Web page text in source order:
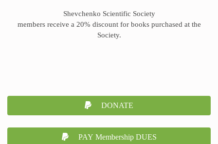
Shevchenko Scientific Society
members receive a 20% discount for books purchased at the
Society.
DONATE
PAY Membership DUES